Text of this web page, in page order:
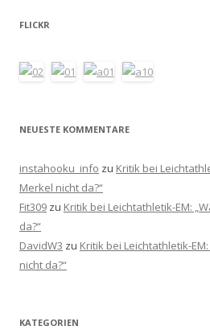
FLICKR
NEUESTE KOMMENTARE
instahooku_info zu Kritik bei
Merkel nicht da?“
Fit309 zu Kritik bei Leichtathletik-EM:
da?“
DavidW3 zu Kritik bei Leichtathletik-
nicht da?“
KATEGORIEN